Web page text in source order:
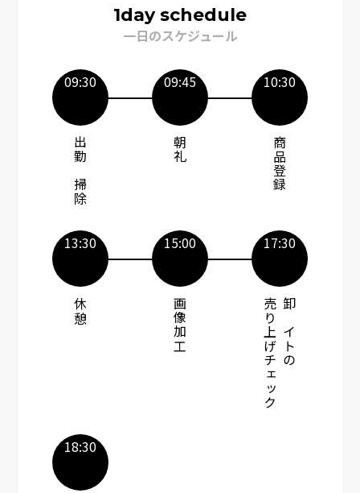
1day schedule
一日のスケジュール
09:30
出勤～掃除
09:45
朝礼
10:30
商品登録
13:30
休憩​
15:00
画像加工
17:30
卸サイトの
売り上げチェック
18:30